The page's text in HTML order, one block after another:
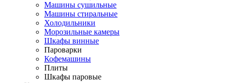
Машины сушильные
Машины стиральные
Холодильники
Морозильные камеры
Шкафы винные
Пароварки
Кофемашины
Плиты
Шкафы паровые